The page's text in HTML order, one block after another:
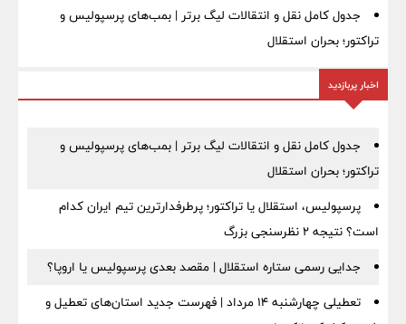
جدول کامل نقل و انتقالات لیگ برتر | بمب‌های پرسپولیس و
تراکتور؛ بحران استقلال
اخبار پربازدید
جدول کامل نقل و انتقالات لیگ برتر | بمب‌های پرسپولیس و
تراکتور؛ بحران استقلال
پرسپولیس، استقلال یا تراکتور؛ پرطرفدارترین تیم ایران کدام
است؟ نتیجه ۲ نظرسنجی بزرگ
جدایی رسمی ستاره استقلال | مقصد بعدی پرسپولیس یا اروپا؟
تعطیلی چهارشنبه ۱۴ مرداد | فهرست جدید استان‌های تعطیل و